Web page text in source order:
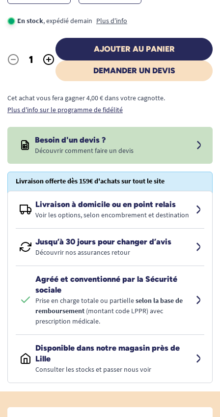
En stock, expédié demain Plus d'info
Quantité
- +
AJOUTER AU PANIER
DEMANDER UN DEVIS
Cet achat vous fera gagner 4,00 € dans votre cagnotte.
Plus d'info sur le programme de fidélité
Besoin d'un devis ?
Découvrir comment faire un devis
Livraison offerte dès 159€ d'achats sur tout le site
Livraison à domicile ou en point relais
Voir les options, selon encombrement et destination
Jusqu’à 30 jours pour changer d’avis
Découvrir nos assurances retour
Agréé et conventionné par la Sécurité
sociale
Prise en charge totale ou partielleselon la base de
remboursement (montant code LPPR) avec
prescription médicale.
Disponible dans notre magasin près de
Lille
Consulter les stocks et passer nous voir